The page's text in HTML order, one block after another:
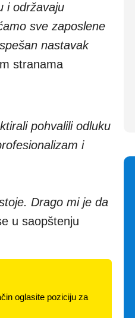
i održavaju
sve zaposlene
nastavak
stranama
pohvalili odluku
i
Drago mi je da
u saopštenju
oglasite poziciju za